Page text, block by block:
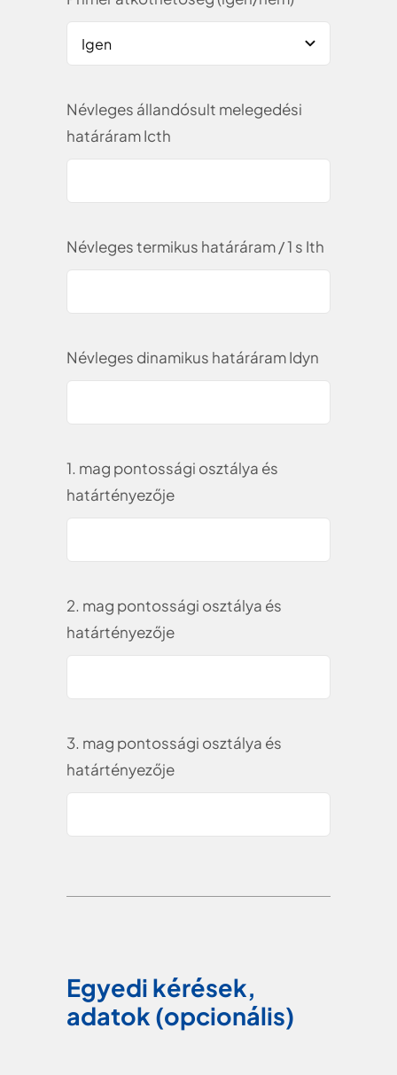
Névleges állandósult melegedési
határáram Icth
Névleges termikus határáram / 1 s Ith
Névleges dinamikus határáram Idyn
1. mag pontossági osztálya és
határtényezője
2. mag pontossági osztálya és
határtényezője
3. mag pontossági osztálya és
határtényezője
Egyedi kérések,
adatok (opcionális)